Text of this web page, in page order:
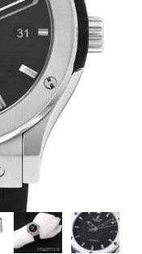
カルティエ